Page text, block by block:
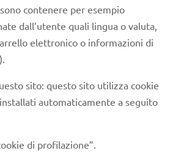
contenere per esempio
dall’utente quali lingua o valuta,
elettronico o informazioni di
sito: questo sito utilizza cookie
automaticamente a seguito
di profilazione”.